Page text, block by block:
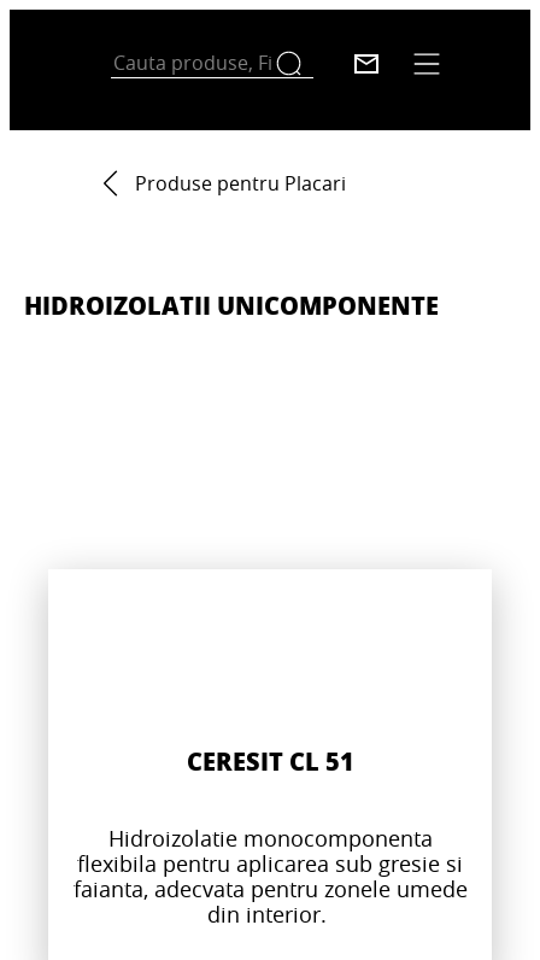
Produse pentru Placari
HIDROIZOLATII UNICOMPONENTE
CERESIT CL 51
Hidroizolatie monocomponenta
flexibila pentru aplicarea sub gresie si
faianta, adecvata pentru zonele umede
din interior.